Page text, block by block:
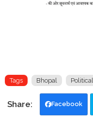
Tags Bhopal Political
Facebook